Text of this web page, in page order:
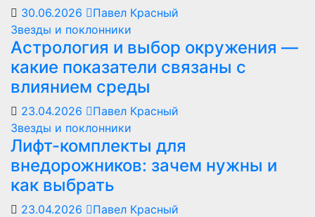
30.06.2026
Павел Красный
Звезды и поклонники
Астрология и выбор окружения —
какие показатели связаны с
влиянием среды
23.04.2026
Павел Красный
Звезды и поклонники
Лифт-комплекты для
внедорожников: зачем нужны и
как выбрать
23.04.2026 Павел Красный